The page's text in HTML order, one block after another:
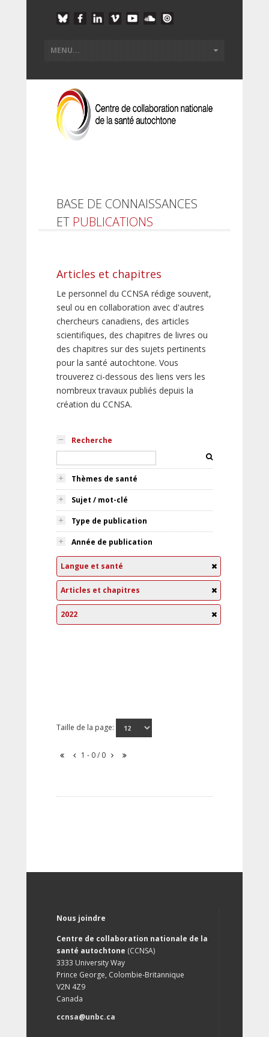
BASE DE CONNAISSANCES
ET PUBLICATIONS
Articles et chapitres
Le personnel du CCNSA rédige souvent,
seul ou en collaboration avec d'autres
chercheurs canadiens, des articles
scientifiques, des chapitres de livres ou
des chapitres sur des sujets pertinents
pour la santé autochtone. Vous
trouverez ci-dessous des liens vers les
nombreux travaux publiés depuis la
création du CCNSA.
Recherche
Thèmes de santé
Sujet / mot-clé
Type de publication
Année de publication
Langue et santé
Articles et chapitres
2022
Taille de la page:
1 - 0 / 0
Nous joindre
Centre de collaboration nationale de la
santé autochtone (CCNSA)
3333 University Way
Prince George, Colombie-Britannique
V2N 4Z9
Canada
ccnsa@unbc.ca